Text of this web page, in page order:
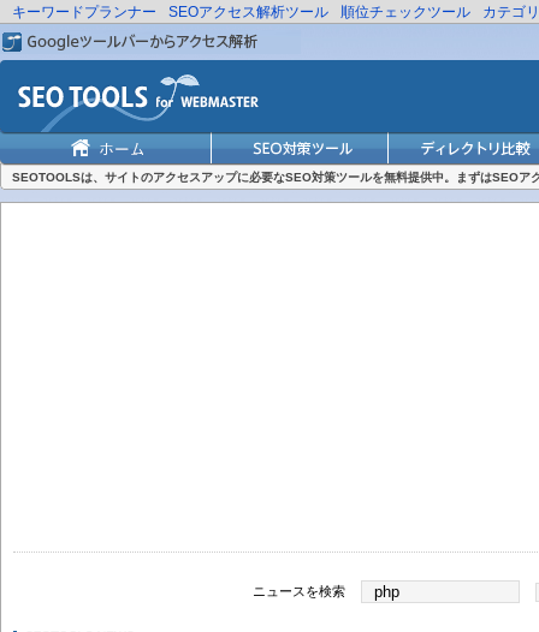
キーワードプランナー SEOアクセス解析ツール 順位チェックツール カテゴ
SEOTOOLSは、サイトのアクセスアップに必要なSEO対策ツールを無料提供中。まずはSEOア
ニュースを検索